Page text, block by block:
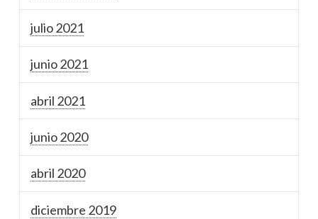
julio 2021
junio 2021
abril 2021
junio 2020
abril 2020
diciembre 2019